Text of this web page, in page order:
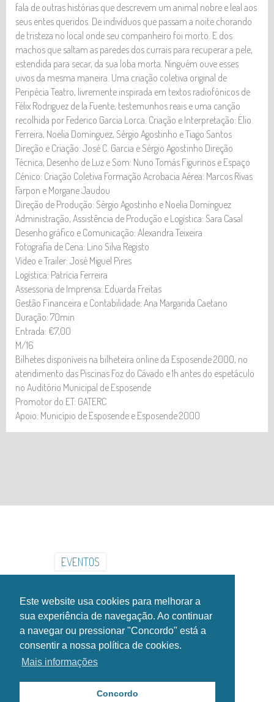
Este website usa cookies para melhorar a
sua experiência de navegação. Ao continuar
a navegar ou pressionar "Concordo" está a
consentir a nossa política de cookies.
Mais informações
Concordo
fala de outras histórias que descrevem um animal nobre e leal aos
seus entes queridos. De indivíduos que passam a noite chorando
de tristeza no local onde seu companheiro foi morto. E dos
machos que saltam as paredes dos currais para recuperar a pele,
estendida para secar, da sua loba morta. Ninguém ouve esses
uivos da mesma maneira. Uma criação coletiva original de
Peripécia Teatro, livremente inspirada em textos radiofónicos de
Félix Rodriguez de la Fuente, testemunhos reais e uma canção
recolhida por Federico Garcia Lorca. Criação e Interpretação: Élio
Ferreira, Noelia Domínguez, Sérgio Agostinho e Tiago Santos
Direção e Criação: José C. Garcia e Sérgio Agostinho Direção
Técnica, Desenho de Luz e Som: Nuno Tomás Figurinos e Espaço
Cénico: Criação Coletiva Formação Acrobacia Aérea: Marcos Rivas
Farpon e Morgane Jaudou
Direção de Produção: Sérgio Agostinho e Noelia Domínguez
Administração, Assistência de Produção e Logística: Sara Casal
Desenho gráfico e Comunicação: Alexandra Teixeira
Fotografia de Cena: Lino Silva Registo
Vídeo e Trailer: José Miguel Pires
Logística: Patrícia Ferreira
Assessoria de Imprensa: Eduarda Freitas
Gestão Financeira e Contabilidade: Ana Margarida Caetano
Duração: 70min
Entrada: €7,00
M/16
Bilhetes disponíveis na bilheteira online da Esposende 2000, no
atendimento das Piscinas Foz do Cávado e 1h antes do espetáculo
no Auditório Municipal de Esposende
Promotor do ET: GATERC
Apoio: Município de Esposende e Esposende 2000
EVENTOS
SIGA-NOS NAS REDES SOCIAIS!
Copyright Esposende2000®. Todos os direitos reservados.
Política de Privacidade